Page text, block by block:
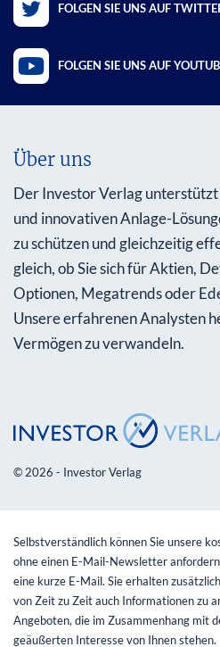
FOLGEN SIE UNS AUF
FOLGEN SIE UNS AUF
Über uns
Der Investor Verlag
und innovativen Anlage-
zu schützen und gleichzeitig
gleich, ob Sie sich für Aktien,
Optionen, Megatrends oder
Unsere erfahrenen Analysten
Vermögen zu verwandeln.
© 2026 - Investor Verlag
Selbstverständlich können Sie unsere
ohne einen E-Mail-Newsletter
eine kurze E-Mail. Sie erhalten
von Zeit zu Zeit auch Informationen zu
Angeboten, die im Zusammenhang mit
geäußerten Interesse von Ihnen stehen.